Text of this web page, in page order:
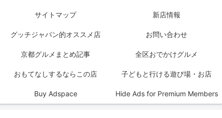
サイトマップ 新店情報
グッチジャパン的オススメ店 お問い合わせ
京都グルメまとめ記事 全区おでかけグルメ
おもてなしするならこの店 子どもと行ける遊び場・お店
Buy Adspace Hide Ads for Premium Members